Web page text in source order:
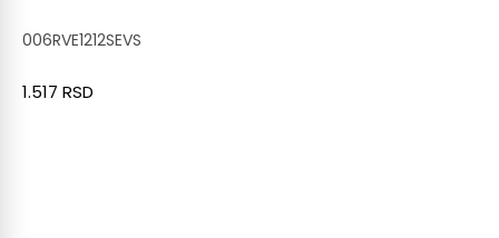
006RVE1212SEVS
1.517 RSD